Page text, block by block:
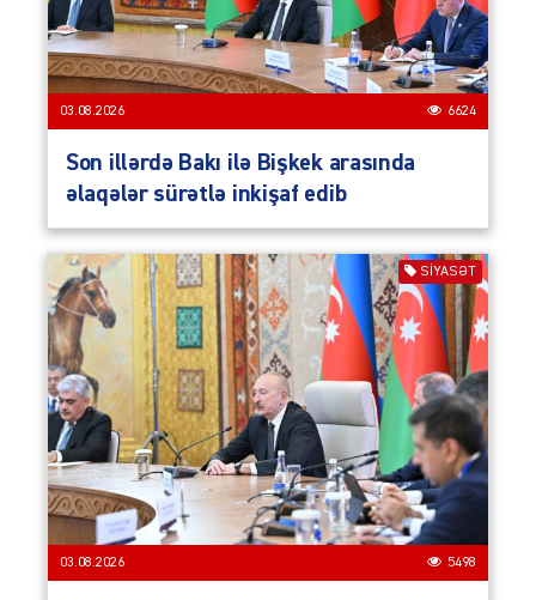
03.08.2026 6624
Son illərdə Bakı ilə Bişkek arasında
əlaqələr sürətlə inkişaf edib
SIYASƏT
03.08.2026 5498